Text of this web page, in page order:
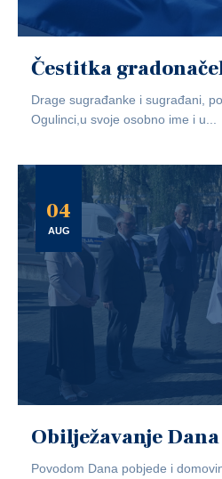
Čestitka
Drage sugrađanke i sugrađani,
Ogulinci,u svoje osobno ime i u...
04
AUG
Obilježavanje
Povodom Dana pobjede i